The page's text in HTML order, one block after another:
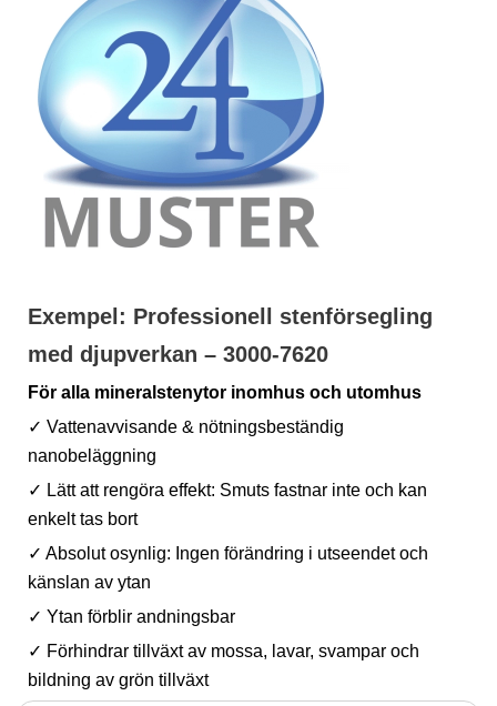
Exempel: Professionell stenförsegling
med djupverkan – 3000-7620
För alla mineralstenytor inomhus och utomhus
✓ Vattenavvisande & nötningsbeständig
nanobeläggning
✓ Lätt att rengöra effekt: Smuts fastnar inte och kan
enkelt tas bort
✓ Absolut osynlig: Ingen förändring i utseendet och
känslan av ytan
✓ Ytan förblir andningsbar
✓ Förhindrar tillväxt av mossa, lavar, svampar och
bildning av grön tillväxt